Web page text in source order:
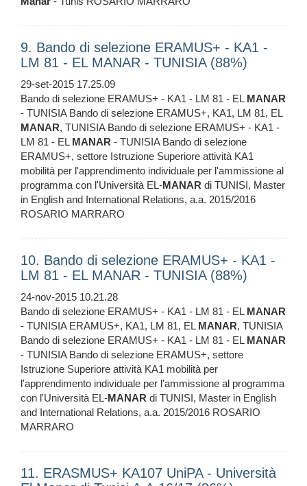
9. Bando di selezione ERAMUS+ - KA1 -
LM 81 - EL MANAR - TUNISIA (88%)
29-set-2015 17.25.09
Bando di selezione ERAMUS+ - KA1 - LM 81 - EL MANAR
- TUNISIA Bando di selezione ERAMUS+, KA1, LM 81, EL
MANAR, TUNISIA Bando di selezione ERAMUS+ - KA1 -
LM 81 - EL MANAR - TUNISIA Bando di selezione
ERAMUS+, settore Istruzione Superiore attività KA1
mobilità per l'apprendimento individuale per l'ammissione al
programma con l'Università EL-MANAR di TUNISI, Master
in English and International Relations, a.a. 2015/2016
ROSARIO MARRARO
10. Bando di selezione ERAMUS+ - KA1 -
LM 81 - EL MANAR - TUNISIA (88%)
24-nov-2015 10.21.28
Bando di selezione ERAMUS+ - KA1 - LM 81 - EL MANAR
- TUNISIA ERAMUS+, KA1, LM 81, EL MANAR, TUNISIA
Bando di selezione ERAMUS+ - KA1 - LM 81 - EL MANAR
- TUNISIA Bando di selezione ERAMUS+, settore
Istruzione Superiore attività KA1 mobilità per
l'apprendimento individuale per l'ammissione al programma
con l'Università EL-MANAR di TUNISI, Master in English
and International Relations, a.a. 2015/2016 ROSARIO
MARRARO
11. ERASMUS+ KA107 UniPA - Università